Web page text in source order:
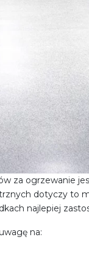
za ogrzewanie
dotyczy to
najlepiej
na: